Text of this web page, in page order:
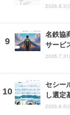
2026.8.3(
名鉄協
サービ
セシー
し選定
2026.8.5(